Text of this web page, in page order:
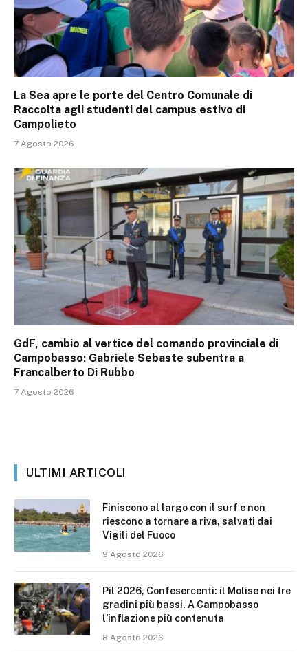
La Sea apre le porte del Centro Comunale di
Raccolta agli studenti del campus estivo di
Campolieto
7 Agosto 2026
GdF, cambio al vertice del comando provinciale di
Campobasso: Gabriele Sebaste subentra a
Francalberto Di Rubbo
7 Agosto 2026
ULTIMI ARTICOLI
Finiscono al largo con il surf e non
riescono a tornare a riva, salvati dai
Vigili del Fuoco
9 Agosto 2026
Pil 2026, Confesercenti: il Molise nei tre
gradini più bassi. A Campobasso
l’inflazione più contenuta
8 Agosto 2026